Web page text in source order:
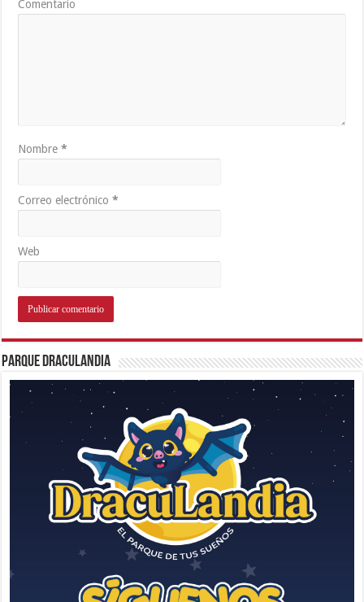
Comentario
Nombre*
Correo electrónico*
Web
Parque Draculandia